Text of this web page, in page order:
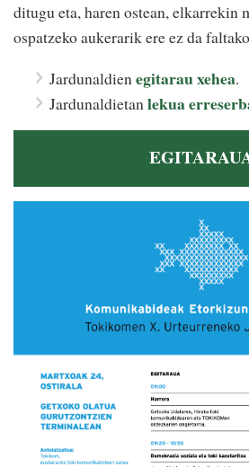
ditugu eta, haren ostean, elkarrekin
ospatzeko aukerarik ere ez da
Jardunaldien egitarau xehea.
Jardunaldietan lekua